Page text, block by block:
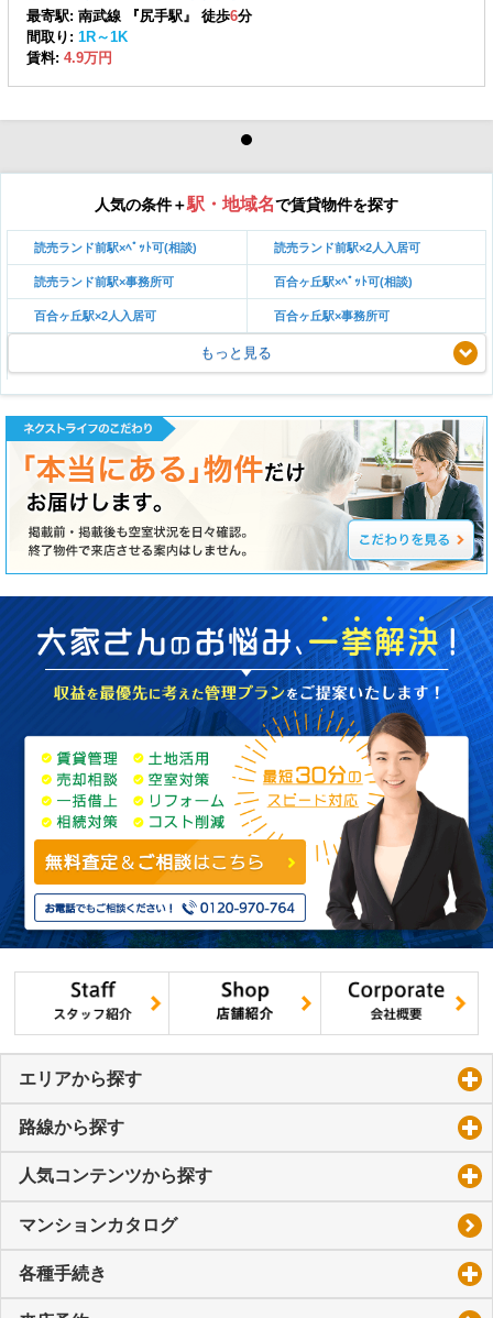
最寄駅: 南武線 『尻手駅』 徒歩6分
間取り: 1R～1K
賃料: 4.9万円
人気の条件＋駅・地域名で賃貸物件を探す
読売ランド前駅×ﾍﾟｯﾄ可(相談) 読売ランド前駅×2人入居可
読売ランド前駅×事務所可 百合ヶ丘駅×ﾍﾟｯﾄ可(相談)
百合ヶ丘駅×2人入居可 百合ヶ丘駅×事務所可
もっと見る
エリアから探す
路線から探す
人気コンテンツから探す
マンションカタログ
各種手続き